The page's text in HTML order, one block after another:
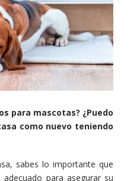
para mascotas? ¿Puedo
como nuevo teniendo
sabes lo importante que
para asegurar su